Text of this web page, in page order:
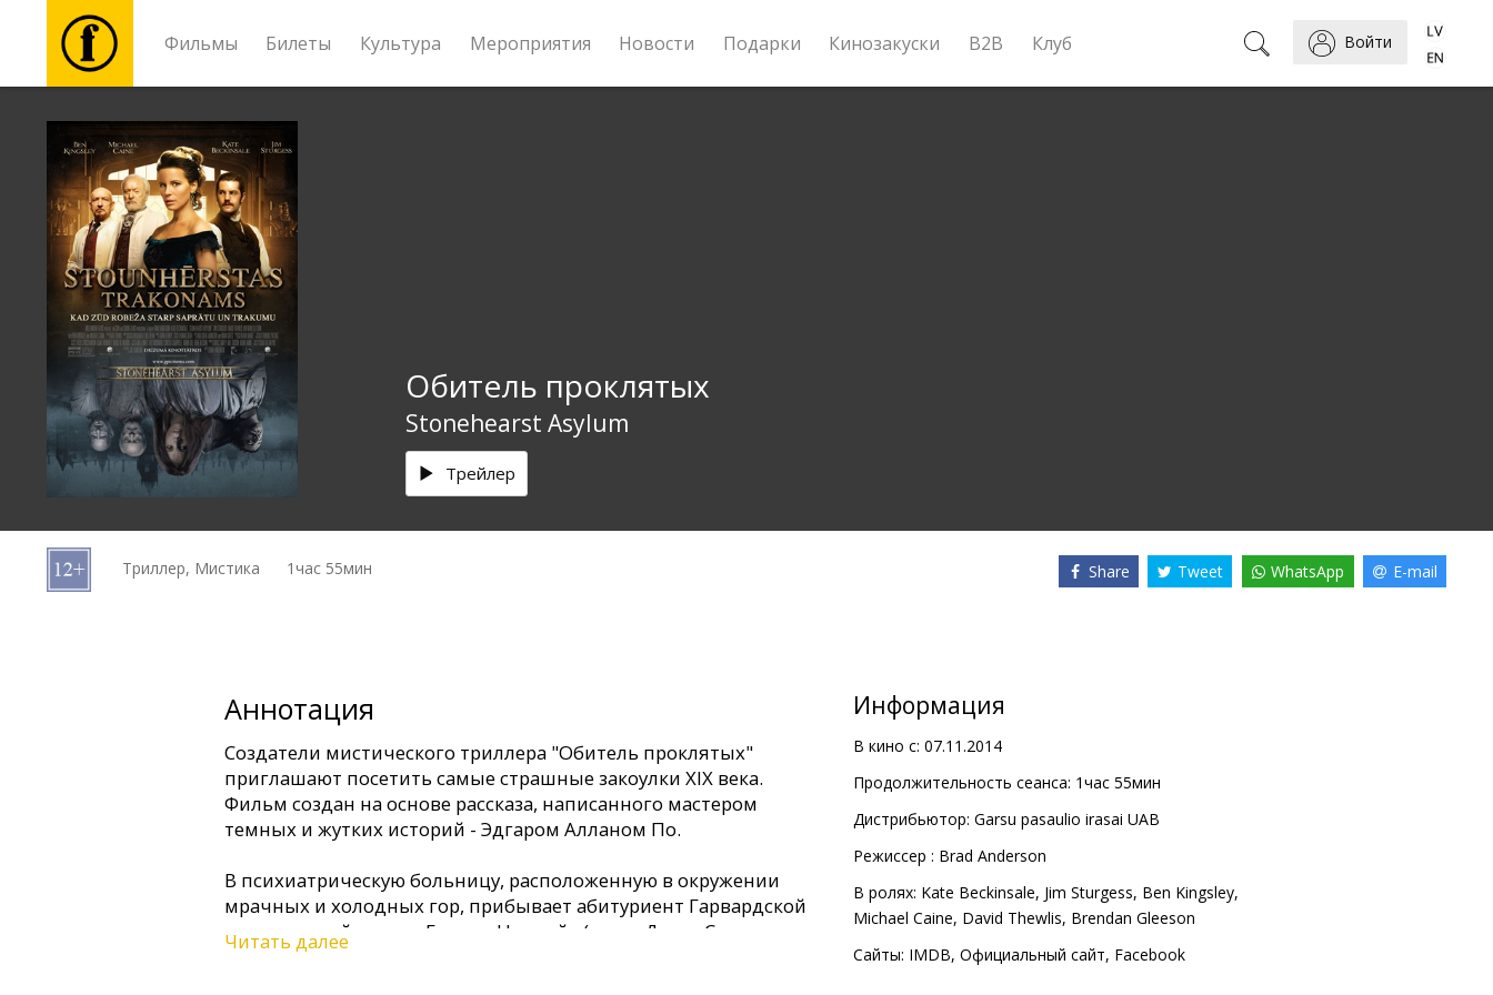
Фильмы Билеты Культура Мероприятия Новости Подарки Кинозакуски B2B Клуб Войти
Фильмы
Билеты
Культура
Мероприятия
Новости
Подарки
B2B
Обитель проклятых
Stonehearst Asylum
Трейлер
Триллер, Мистика 1час 55мин Share Tweet WhatsApp E-mail
Аннотация
Создатели мистического триллера "Обитель проклятых"
приглашают посетить самые страшные закоулки XIX века.
Фильм создан на основе рассказа, написанного мастером
темных и жутких историй - Эдгаром Алланом По.
В психиатрическую больницу, расположенную в окружении
мрачных и холодных гор, прибывает абитуриент Гарвардской
медицинской школы Едвард Ньюгейт (актер Джим Стерджесс,
известный по фильмам "Облачный атлас", "Двадцать одно",
Читать далее
Информация
В кино с: 07.11.2014
Продолжительность сеанса: 1час 55мин
Дистрибьютор: Garsu pasaulio irasai UAB
Pежиссер : Brad Anderson
В ролях: Kate Beckinsale, Jim Sturgess, Ben Kingsley,
Michael Caine, David Thewlis, Brendan Gleeson
Сайты: IMDB, Официальный сайт, Facebook